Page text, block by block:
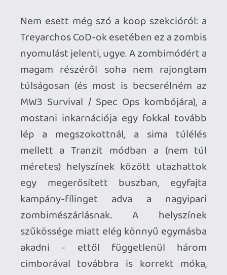
Talán nézz kicsit jobban körül COD-os
híreknél és fórumokban, esetleg youtube-
s paródiavideókban, és meglátod hogy
nem csak én gondolom így!
Nagyokos...
renz 2012.11.30 20:39:13
Doma 2012.11.30 23:54:21 #011bs
gagyi, szerintem teljesen rendben van a
játék. Talán ha egy kis időt rászánnál,és
végigtolnád figyelmesen,olvasva,vagy
hallgatva,hogy mit beszélnek (feltéve,ha
tudsz angolul,bár van egy sanda
gyanúm,hogy nem.), akkor azért nem így
vélekednél róla. Örülj neki,hogy játszhatsz.
kompedli 2012.11.24 21:29:42
renz 2012.11.30 20:39:13 #011br
Honnan a faszból tudhatnád, hogy milyen
korosztály miatt van ott, mikor nem is
játszol vele? Csak nyomod itt a
szerencsétlen szar szöveget, de azt sem